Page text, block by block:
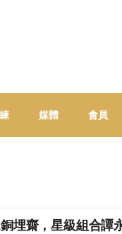
媒體 會員
埋齋，星級組合譚